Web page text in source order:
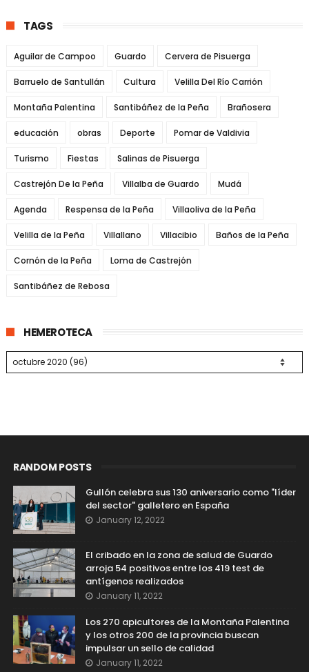
TAGS
Aguilar de Campoo Guardo Cervera de Pisuerga
Barruelo de Santullán Cultura Velilla Del Río Carrión
Montaña Palentina Santibáñez de la Peña Brañosera
educación obras Deporte Pomar de Valdivia
Turismo Fiestas Salinas de Pisuerga
Castrejón De la Peña Villalba de Guardo Mudá
Agenda Respensa de la Peña Villaoliva de la Peña
Velilla de la Peña Villallano Villacibio Baños de la Peña
Cornón de la Peña Loma de Castrejón
Santibáñez de Rebosa
HEMEROTECA
RANDOM POSTS
Gullón celebra sus 130 aniversario como "líder
del sector" galletero en España
January 12, 2022
El cribado en la zona de salud de Guardo
arroja 54 positivos entre los 419 test de
antígenos realizados
January 11, 2022
Los 270 apicultores de la Montaña Palentina
y los otros 200 de la provincia buscan
impulsar un sello de calidad
January 11, 2022